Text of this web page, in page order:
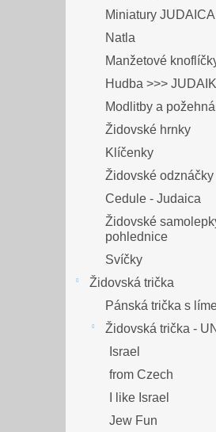
Miniatury JUDAICA
Natla
Manžetové
Hudba >>>
Modlitby a
Židovské hrnky
Klíčenky
Židovské odznáčky
Cedule - Judaica
Židovské
pohlednice
Svíčky
Židovská trička
Pánská trička s
Židovská trička -
Israel
from Czech
I like Israel
Jew Fun